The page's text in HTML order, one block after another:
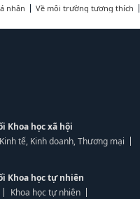
nhân Về môi trường tương thích
Khoa học xã hội
Kinh tế, Kinh doanh, Thương mại
Khoa học tự nhiên
Khoa học tự nhiên